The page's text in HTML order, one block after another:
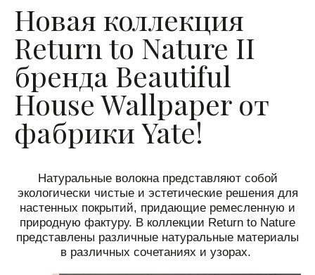
Новая коллекция
Return to Nature II
бренда Beautiful
House Wallpaper от
фабрики Yate!
Натуральные волокна представляют собой
экологически чистые и эстетические решения для
настенных покрытий, придающие ремесленную и
природную фактуру. В коллекции Return to Nature
представлены различные натуральные материалы
в различных сочетаниях и узорах.